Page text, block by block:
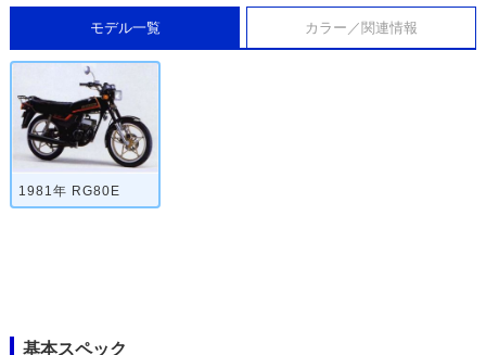
モデル一覧 カラー／関連情報
1981年 RG80E
基本スペック